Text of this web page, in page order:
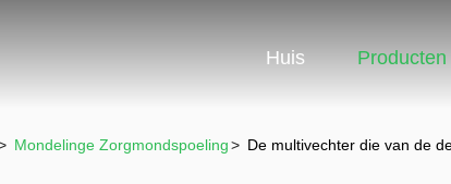
Huis Producten
Mondelinge Zorgmondspoeling> De multivechter die van de